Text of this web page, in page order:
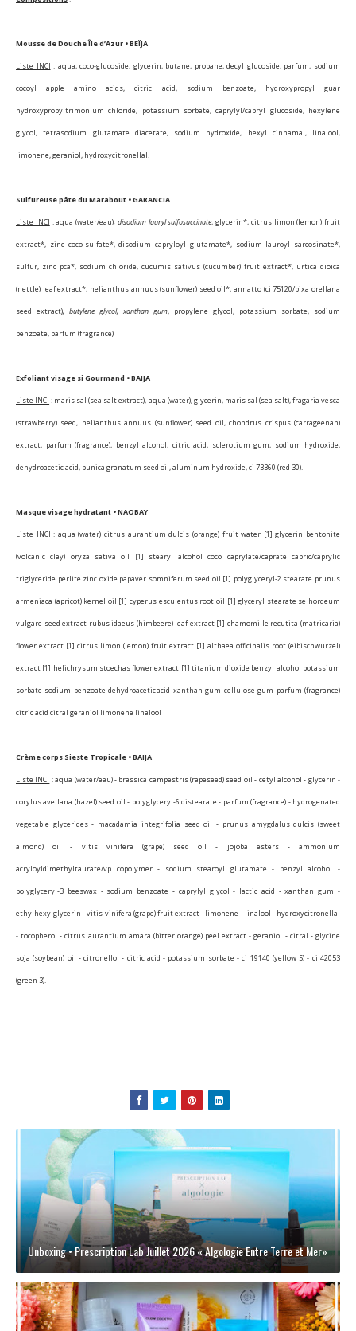
Mousse de Douche Île d’Azur • BEÏJA
Liste INCI : aqua, coco-glucoside, glycerin, butane, propane, decyl glucoside, parfum, sodium
cocoyl apple amino acids, citric acid, sodium benzoate, hydroxypropyl guar
hydroxypropyltrimonium chloride, potassium sorbate, caprylyl/capryl glucoside, hexylene
glycol, tetrasodium glutamate diacetate, sodium hydroxide, hexyl cinnamal, linalool,
limonene, geraniol, hydroxycitronellal.
Sulfureuse pâte du Marabout • GARANCIA
Liste INCI : aqua (water/eau), disodium lauryl sulfosuccinate, glycerin*, citrus limon (lemon) fruit
extract*, zinc coco-sulfate*, disodium capryloyl glutamate*, sodium lauroyl sarcosinate*,
sulfur, zinc pca*, sodium chloride, cucumis sativus (cucumber) fruit extract*, urtica dioica
(nettle) leaf extract*, helianthus annuus (sunflower) seed oil*, annatto (ci 75120/bixa orellana
seed extract), butylene glycol, xanthan gum, propylene glycol, potassium sorbate, sodium
benzoate, parfum (fragrance)
Exfoliant visage si Gourmand • BAIJA
Liste INCI : maris sal (sea salt extract), aqua (water), glycerin, maris sal (sea salt), fragaria vesca
(strawberry) seed, helianthus annuus (sunflower) seed oil, chondrus crispus (carrageenan)
extract, parfum (fragrance), benzyl alcohol, citric acid, sclerotium gum, sodium hydroxide,
dehydroacetic acid, punica granatum seed oil, aluminum hydroxide, ci 73360 (red 30).
Masque visage hydratant • NAOBAY
Liste INCI : aqua (water) citrus aurantium dulcis (orange) fruit water [1] glycerin bentonite
(volcanic clay) oryza sativa oil [1] stearyl alcohol coco caprylate/caprate capric/caprylic
triglyceride perlite zinc oxide papaver somniferum seed oil [1] polyglyceryl-2 stearate prunus
armeniaca (apricot) kernel oil [1] cyperus esculentus root oil [1] glyceryl stearate se hordeum
vulgare seed extract rubus idaeus (himbeere) leaf extract [1] chamomille recutita (matricaria)
flower extract [1] citrus limon (lemon) fruit extract [1] althaea officinalis root (eibischwurzel)
extract [1] helichrysum stoechas flower extract [1] titanium dioxide benzyl alcohol potassium
sorbate sodium benzoate dehydroacetic acid xanthan gum cellulose gum parfum (fragrance)
citric acid citral geraniol limonene linalool
Crème corps Sieste Tropicale • BAIJA
Liste INCI : aqua (water/eau) - brassica campestris (rapeseed) seed oil - cetyl alcohol - glycerin -
corylus avellana (hazel) seed oil - polyglyceryl-6 distearate - parfum (fragrance) - hydrogenated
vegetable glycerides - macadamia integrifolia seed oil - prunus amygdalus dulcis (sweet
almond) oil - vitis vinifera (grape) seed oil - jojoba esters - ammonium
acryloyldimethyltaurate/vp copolymer - sodium stearoyl glutamate - benzyl alcohol -
polyglyceryl-3 beeswax - sodium benzoate - caprylyl glycol - lactic acid - xanthan gum -
ethylhexylglycerin - vitis vinifera (grape) fruit extract - limonene - linalool - hydroxycitronellal
- tocopherol - citrus aurantium amara (bitter orange) peel extract - geraniol - citral - glycine
soja (soybean) oil - citronellol - citric acid - potassium sorbate - ci 19140 (yellow 5) - ci 42053
(green 3).
Unboxing • Prescription Lab Juillet 2026 « Algologie Entre Terre et Mer»